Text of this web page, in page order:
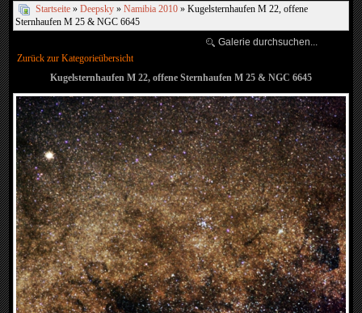
Startseite »Deepsky »Namibia 2010 » Kugelsternhaufen M 22, offene
Sternhaufen M 25 & NGC 6645
Zurück zur Kategorieübersicht
Kugelsternhaufen M 22, offene Sternhaufen M 25 & NGC 6645